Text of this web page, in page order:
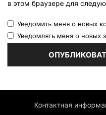
в этом браузере для
Уведомить меня о новых
Уведомлять меня о новых
Контактная